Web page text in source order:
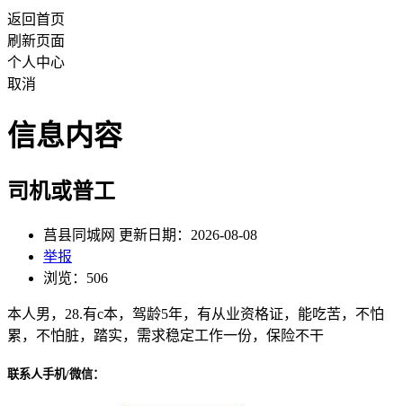
返回首页
刷新页面
个人中心
取消
信息内容
司机或普工
莒县同城网 更新日期：2026-08-08
举报
浏览：506
本人男，28.有c本，驾龄5年，有从业资格证，能吃苦，不怕
累，不怕脏，踏实，需求稳定工作一份，保险不干
联系人手机/微信：